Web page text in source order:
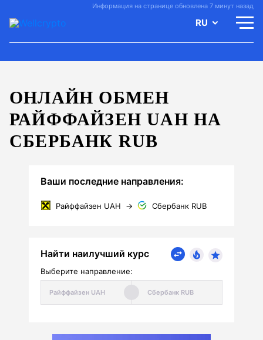
Информация на странице обновлена 7 минут назад
RU
ОНЛАЙН ОБМЕН
РАЙФФАЙЗЕН UAH НА
СБЕРБАНК RUB
Ваши последние направления:
Райффайзен UAH → Сбербанк RUB
Найти наилучший курс
Выберите направление: